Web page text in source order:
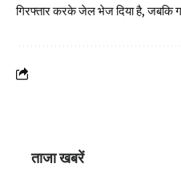
गिरफ्तार करके जेल भेज दिया है, जबकि
ताजा खबरें